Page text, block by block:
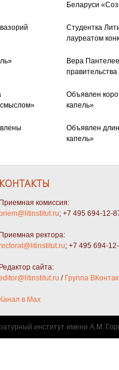
Беларуси
Студентка
лауреатом
Вера
смыслом»
Объявлен
капель»
Объявлен
капель»
КОНТАКТЫ
Приемная комиссия:
; +7 495 694-12-
Приемная ректора:
; +7 495 694-
Редактор сайта:
/ Группа
Канал в Max
институт имени А.М.